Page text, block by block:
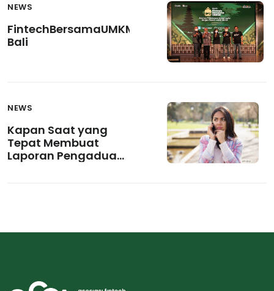
NEWS
FintechBersamaUMKM
Bali
NEWS
Kapan Saat yang
Tepat Membuat
Laporan Pengaduan